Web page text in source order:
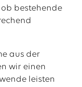
bestehende
aus der
wir einen
leisten